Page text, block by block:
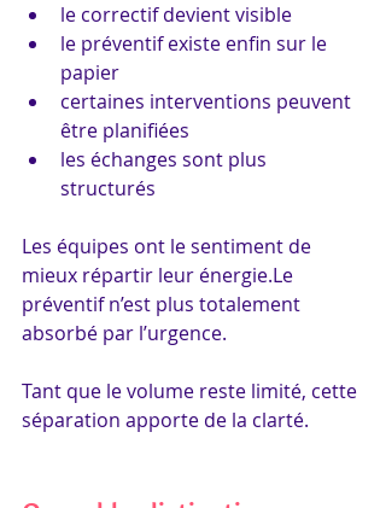
le correctif devient visible
le préventif existe enfin sur le
papier
certaines interventions peuvent
être planifiées
les échanges sont plus
structurés
Les équipes ont le sentiment de
mieux répartir leur énergie.Le
préventif n’est plus totalement
absorbé par l’urgence.
Tant que le volume reste limité, cette
séparation apporte de la clarté.